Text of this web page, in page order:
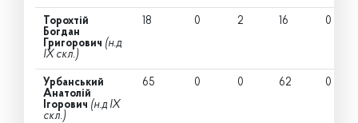
Торохтій
Богдан
Григорович (н.д
IX скл.)
18 0 2 16 0
Урбанський
Анатолій
Ігорович (н.д IX
скл.)
65 0 0 62 0